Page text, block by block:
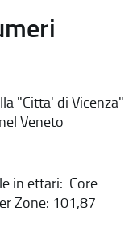
"Citta' di Vicenza"
Veneto
in ettari: Core
Zone: 101,87